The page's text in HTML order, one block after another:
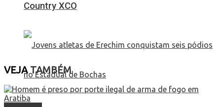
Country XCO
VEJATAMBÉM